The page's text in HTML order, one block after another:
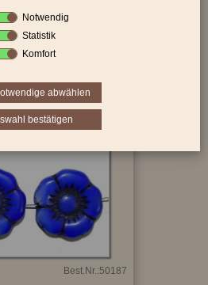
in folgender Kategorie:
|Blüten & Blätter
Best.Nr.:50187
Notwendig
Statistik
Komfort
abwählen
bestätigen